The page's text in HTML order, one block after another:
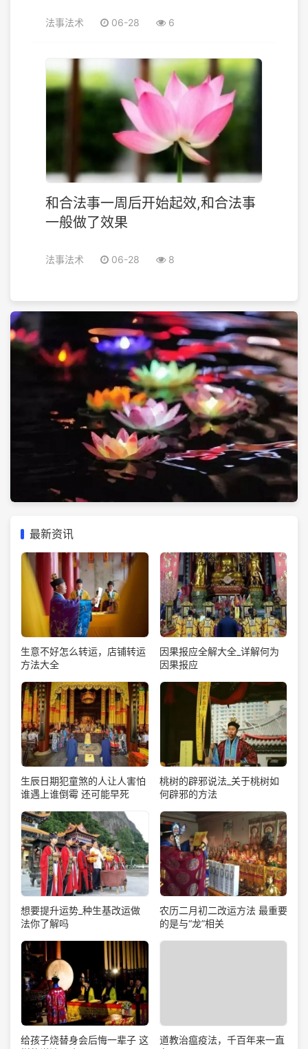
法事法术 06-28 6
和合法事一周后开始起效,和合法事
一般做了效果
法事法术 06-28 8
最新资讯
生意不好怎么转运，店铺转运
方法大全
因果报应全解大全_详解何为
因果报应
生辰日期犯童煞的人让人害怕
谁遇上谁倒霉 还可能早死
桃树的辟邪说法_关于桃树如
何辟邪的方法
想要提升运势_种生基改运做
法你了解吗
农历二月初二改运方法 最重要
的是与“龙”相关
给孩子烧替身会后悔一辈子 这
道教治瘟疫法，千百年来一直